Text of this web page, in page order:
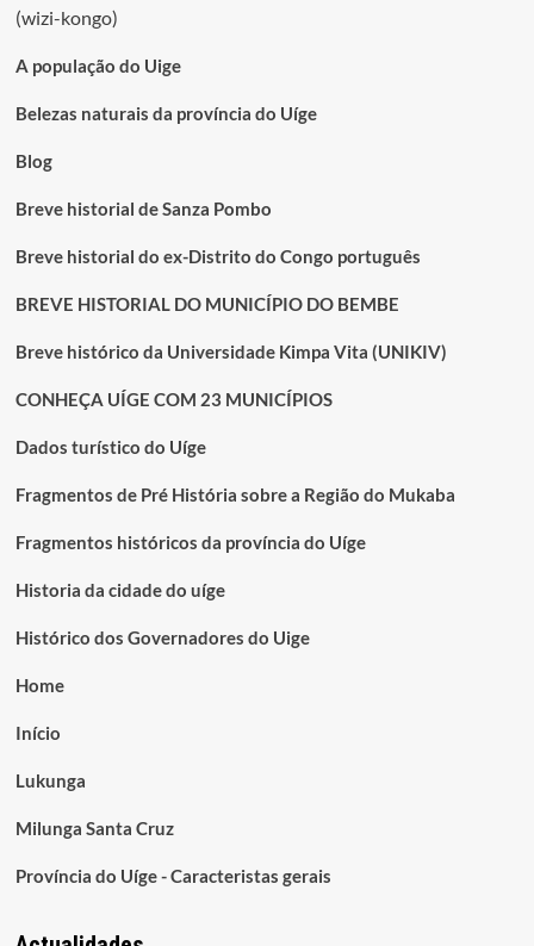
(wizi-kongo)
A população do Uige
Belezas naturais da província do Uíge
Blog
Breve historial de Sanza Pombo
Breve historial do ex-Distrito do Congo português
BREVE HISTORIAL DO MUNICÍPIO DO BEMBE
Breve histórico da Universidade Kimpa Vita (UNIKIV)
CONHEÇA UÍGE COM 23 MUNICÍPIOS
Dados turístico do Uíge
Fragmentos de Pré História sobre a Região do Mukaba
Fragmentos históricos da província do Uíge
Historia da cidade do uíge
Histórico dos Governadores do Uige
Home
Início
Lukunga
Milunga Santa Cruz
Província do Uíge - Caracteristas gerais